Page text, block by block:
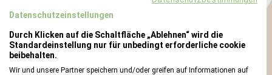
Datenschutzeinstellungen
Durch Klicken auf die Schaltfläche „Ablehnen“ wird die
Standardeinstellung nur für unbedingt erforderliche cookie
beibehalten.
Wir und unsere Partner speichern und/oder greifen auf Informationen auf